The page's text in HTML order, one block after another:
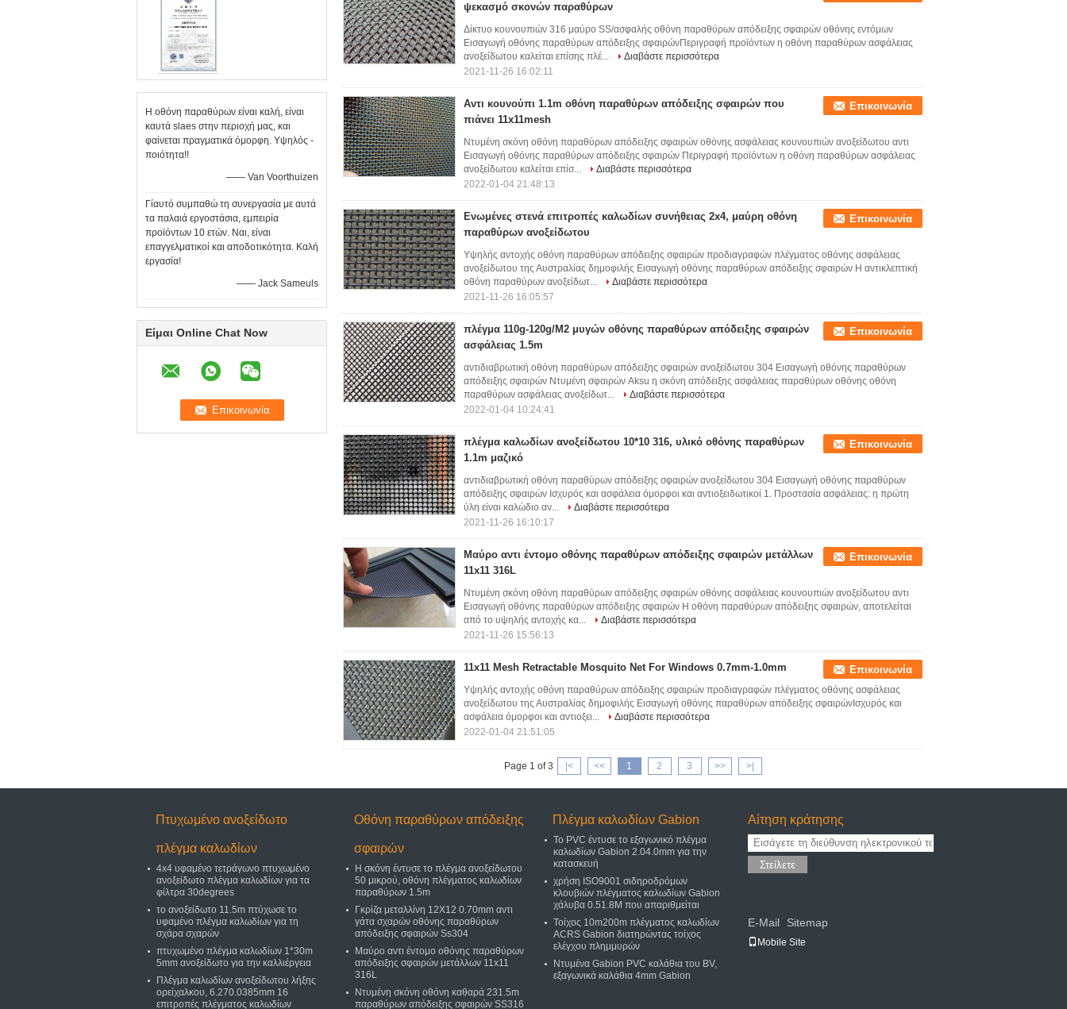
Η οθόνη παραθύρων είναι καλή, είναι
καυτά slaes στην περιοχή μας, και
φαίνεται πραγματικά όμορφη. Υψηλός -
ποιότητα!!
—— Van Voorthuizen
Γίαυτό συμπαθώ τη συνεργασία με αυτά
τα παλαιά εργοστάσια, εμπειρία
προϊόντων 10 ετών. Ναι, είναι
επαγγελματικοί και αποδοτικότητα. Καλή
εργασία!
—— Jack Sameuls
Είμαι Online Chat Now
ψεκασμό σκονών παραθύρων
Δίκτυο κουνουπιών 316 μαύρο SS/ασφαλής οθόνη παραθύρων απόδειξης σφαιρών οθόνης εντόμων
Εισαγωγή οθόνης παραθύρων απόδειξης σφαιρώνΠεριγραφή προϊόντων η οθόνη παραθύρων ασφάλειας
ανοξείδωτου καλείται επίσης πλέ...
Διαβάστε περισσότερα
2021-11-26 16:02:11
Αντι κουνούπι 1.1m οθόνη παραθύρων απόδειξης σφαιρών που
πιάνει 11x11mesh
Επικοινωνία
Ντυμένη σκόνη οθόνη παραθύρων απόδειξης σφαιρών οθόνης ασφάλειας κουνουπιών ανοξείδωτου αντι
Εισαγωγή οθόνης παραθύρων απόδειξης σφαιρών Περιγραφή προϊόντων η οθόνη παραθύρων ασφάλειας
ανοξείδωτου καλείται επίσ...
Διαβάστε περισσότερα
2022-01-04 21:48:13
Ενωμένες στενά επιτροπές καλωδίων συνήθειας 2x4, μαύρη οθόνη
παραθύρων ανοξείδωτου
Επικοινωνία
Υψηλής αντοχής οθόνη παραθύρων απόδειξης σφαιρών προδιαγραφών πλέγματος οθόνης ασφάλειας
ανοξείδωτου της Αυστραλίας δημοφιλής Εισαγωγή οθόνης παραθύρων απόδειξης σφαιρών Η αντικλεπτική
οθόνη παραθύρων ανοξείδωτ...
Διαβάστε περισσότερα
2021-11-26 16:05:57
πλέγμα 110g-120g/M2 μυγών οθόνης παραθύρων απόδειξης σφαιρών
ασφάλειας 1.5m
Επικοινωνία
αντιδιαβρωτική οθόνη παραθύρων απόδειξης σφαιρών ανοξείδωτου 304 Εισαγωγή οθόνης παραθύρων
απόδειξης σφαιρών Ντυμένη σφαιρών Aksu η σκόνη απόδειξης ασφάλειας παραθύρων οθόνης οθόνη
παραθύρων ασφάλειας ανοξείδωτ...
Διαβάστε περισσότερα
2022-01-04 10:24:41
πλέγμα καλωδίων ανοξείδωτου 10*10 316, υλικό οθόνης παραθύρων
1.1m μαζικό
Επικοινωνία
αντιδιαβρωτική οθόνη παραθύρων απόδειξης σφαιρών ανοξείδωτου 304 Εισαγωγή οθόνης παραθύρων
απόδειξης σφαιρών Ισχυρός και ασφάλεια όμορφοι και αντιοξειδωτικοί 1. Προστασία ασφάλειας: η πρώτη
ύλη είναι καλώδιο αν...
Διαβάστε περισσότερα
2021-11-26 16:10:17
Μαύρο αντι έντομο οθόνης παραθύρων απόδειξης σφαιρών μετάλλων
11x11 316L
Επικοινωνία
Ντυμένη σκόνη οθόνη παραθύρων απόδειξης σφαιρών οθόνης ασφάλειας κουνουπιών ανοξείδωτου αντι
Εισαγωγή οθόνης παραθύρων απόδειξης σφαιρών Η οθόνη παραθύρων απόδειξης σφαιρών, αποτελείται
από το υψηλής αντοχής κα...
Διαβάστε περισσότερα
2021-11-26 15:56:13
11x11 Mesh Retractable Mosquito Net For Windows 0.7mm-1.0mm Επικοινωνία
Υψηλής αντοχής οθόνη παραθύρων απόδειξης σφαιρών προδιαγραφών πλέγματος οθόνης ασφάλειας
ανοξείδωτου της Αυστραλίας δημοφιλής Εισαγωγή οθόνης παραθύρων απόδειξης σφαιρώνΙσχυρός και
ασφάλεια όμορφοι και αντιοξει...
Διαβάστε περισσότερα
2022-01-04 21:51:05
Page 1 of 3 |< << 1 2 3 >> >|
Πτυχωμένο ανοξείδωτο
πλέγμα καλωδίων
4x4 υφαμένο τετράγωνο πτυχωμένο
ανοξείδωτο πλέγμα καλωδίων για τα
φίλτρα 30degrees
το ανοξείδωτο 11.5m πτύχωσε το
υφαμένο πλέγμα καλωδίων για τη
σχάρα σχαρών
πτυχωμένο πλέγμα καλωδίων 1*30m
5mm ανοξείδωτο για την καλλιέργεια
Πλέγμα καλωδίων ανοξείδωτου λήξης
ορείχαλκου, 6.270.0385mm 16
επιτροπές πλέγματος καλωδίων
Οθόνη παραθύρων απόδειξης
σφαιρών
Η σκόνη έντυσε το πλέγμα ανοξείδωτου
50 μικρού, οθόνη πλέγματος καλωδίων
παραθύρων 1.5m
Γκρίζα μεταλλίνη 12X12 0.70mm αντι
γάτα σχαρών οθόνης παραθύρων
απόδειξης σφαιρών Ss304
Μαύρο αντι έντομο οθόνης παραθύρων
απόδειξης σφαιρών μετάλλων 11x11
316L
Ντυμένη σκόνη οθόνη καθαρά 231.5m
παραθύρων απόδειξης σφαιρών SS316
Πλέγμα καλωδίων Gabion
Το PVC έντυσε το εξαγωνικό πλέγμα
καλωδίων Gabion 2.04.0mm για την
κατασκευή
χρήση ISO9001 σιδηροδρόμων
κλουβιών πλέγματος καλωδίων Gabion
χάλυβα 0.51.8M που απαριθμείται
Τοίχος 10m200m πλέγματος καλωδίων
ACRS Gabion διατηρώντας τοίχος
ελέγχου πλημμυρών
Ντυμένα Gabion PVC καλάθια του BV,
εξαγωνικά καλάθια 4mm Gabion
Αίτηση κράτησης
Στείλετε
E-Mail Sitemap
Mobile Site